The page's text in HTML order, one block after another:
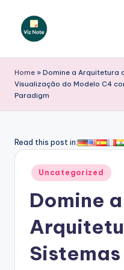
iz
N
o
e
Home » Domine a Arquitetura
Visualização do Modelo C4
Paradigm
Read this post in:
Posted
in
Uncategorized
Domine a
Sistemas